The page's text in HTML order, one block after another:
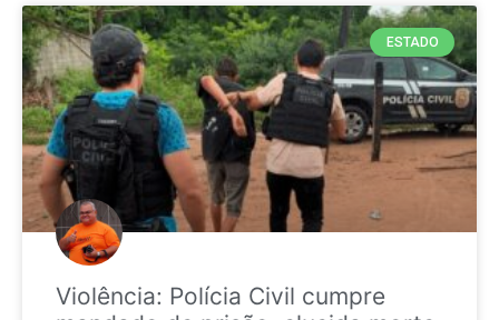
ESTADO
Violência: Polícia Civil cumpre